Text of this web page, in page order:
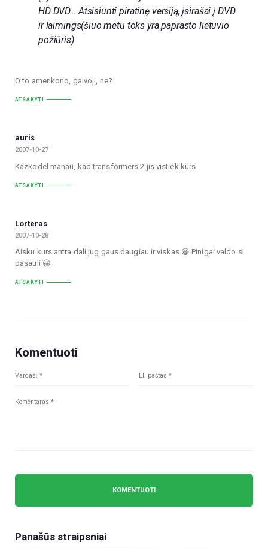
HD DVD… Atsisiunti piratinę versiją, įsirašai į DVD
ir laimings(šiuo metu toks yra paprasto lietuvio
požiūris)
O to amerikono, galvoji, ne?
ATSAKYTI
auris
2007-10-27
Kazkodel manau, kad transformers 2 jis vistiek kurs
ATSAKYTI
Lorteras
2007-10-28
Aisku kurs antra dali jug gaus daugiau ir viskas 😀 Pinigai valdo si
pasauli 😀
ATSAKYTI
Komentuoti
Panašūs straipsniai